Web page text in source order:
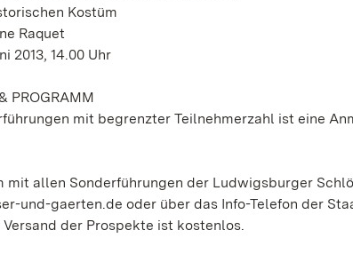
Kostüm
Raquet
2013, 14.00 Uhr
PROGRAMM
mit begrenzter Teilnehmerzahl ist eine
mit allen Sonderführungen der Ludwigsburger
und-gaerten.de oder über das Info-Telefon der
der Prospekte ist kostenlos.